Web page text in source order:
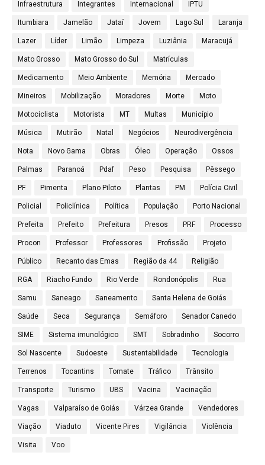
Infraestrutura Integrantes Internacional IPTU
Itumbiara Jamelão Jataí Jovem Lago Sul Laranja
Lazer Líder Limão Limpeza Luziânia Maracujá
Mato Grosso Mato Grosso do Sul Matrículas
Medicamento Meio Ambiente Memória Mercado
Mineiros Mobilização Moradores Morte Moto
Motociclista Motorista MT Multas Município
Música Mutirão Natal Negócios Neurodivergência
Nota Novo Gama Obras Óleo Operação Ossos
Palmas Paranoá Pdaf Peso Pesquisa Pêssego
PF Pimenta Plano Piloto Plantas PM Polícia Civil
Policial Policlínica Política População Porto Nacional
Prefeita Prefeito Prefeitura Presos PRF Processo
Procon Professor Professores Profissão Projeto
Público Recanto das Emas Região da 44 Religião
RGA Riacho Fundo Rio Verde Rondonópolis Rua
Samu Saneago Saneamento Santa Helena de Goiás
Saúde Seca Segurança Semáforo Senador Canedo
SIME Sistema imunológico SMT Sobradinho Socorro
Sol Nascente Sudoeste Sustentabilidade Tecnologia
Terrenos Tocantins Tomate Tráfico Trânsito
Transporte Turismo UBS Vacina Vacinação
Vagas Valparaíso de Goiás Várzea Grande Vendedores
Viação Viaduto Vicente Pires Vigilância Violência
Visita Voo